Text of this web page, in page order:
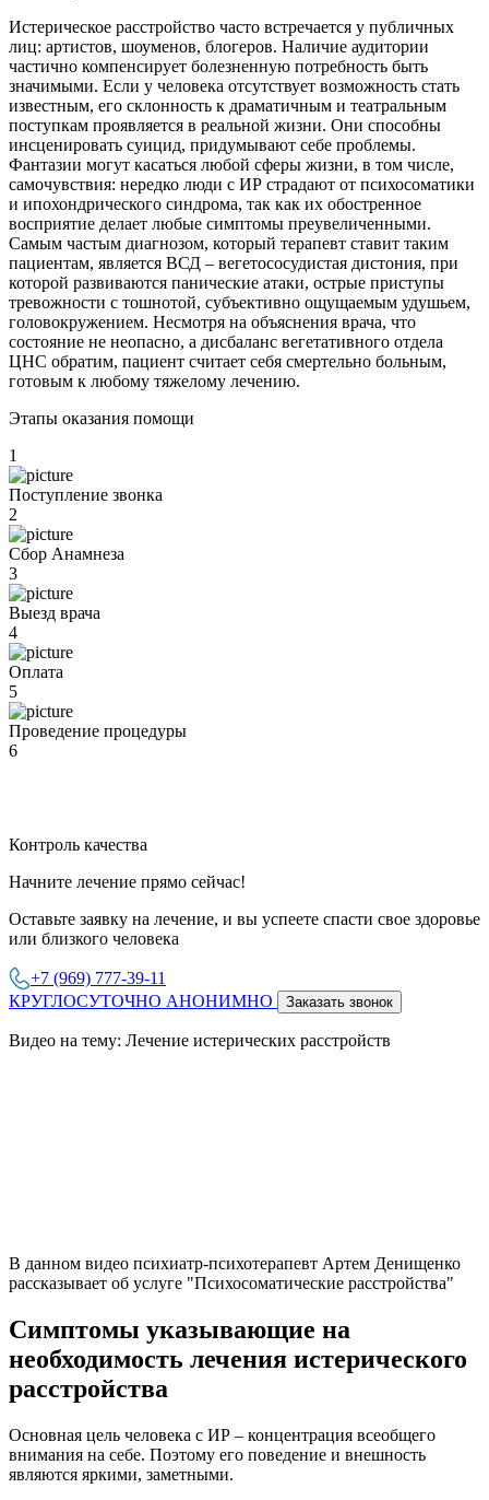
Истерическое расстройство часто встречается у публичных
лиц: артистов, шоуменов, блогеров. Наличие аудитории
частично компенсирует болезненную потребность быть
значимыми. Если у человека отсутствует возможность стать
известным, его склонность к драматичным и театральным
поступкам проявляется в реальной жизни. Они способны
инсценировать суицид, придумывают себе проблемы.
Фантазии могут касаться любой сферы жизни, в том числе,
самочувствия: нередко люди с ИР страдают от психосоматики
и ипохондрического синдрома, так как их обостренное
восприятие делает любые симптомы преувеличенными.
Самым частым диагнозом, который терапевт ставит таким
пациентам, является ВСД – вегетососудистая дистония, при
которой развиваются панические атаки, острые приступы
тревожности с тошнотой, субъективно ощущаемым удушьем,
головокружением. Несмотря на объяснения врача, что
состояние не неопасно, а дисбаланс вегетативного отдела
ЦНС обратим, пациент считает себя смертельно больным,
готовым к любому тяжелому лечению.
Этапы оказания помощи
1
Поступление звонка
2
Сбор Анамнеза
3
Выезд врача
4
Оплата
5
Проведение процедуры
6
Контроль качества
Начните лечение прямо сейчас!
Оставьте заявку на лечение, и вы успеете спасти свое здоровье
или близкого человека
+7 (969) 777-39-11
КРУГЛОСУТОЧНО АНОНИМНО
Заказать звонок
Видео на тему: Лечение истерических расстройств
В данном видео психиатр-психотерапевт Артем Денищенко
рассказывает об услуге "Психосоматические расстройства"
Симптомы указывающие на
необходимость лечения истерического
расстройства
Основная цель человека с ИР – концентрация всеобщего
внимания на себе. Поэтому его поведение и внешность
являются яркими, заметными.